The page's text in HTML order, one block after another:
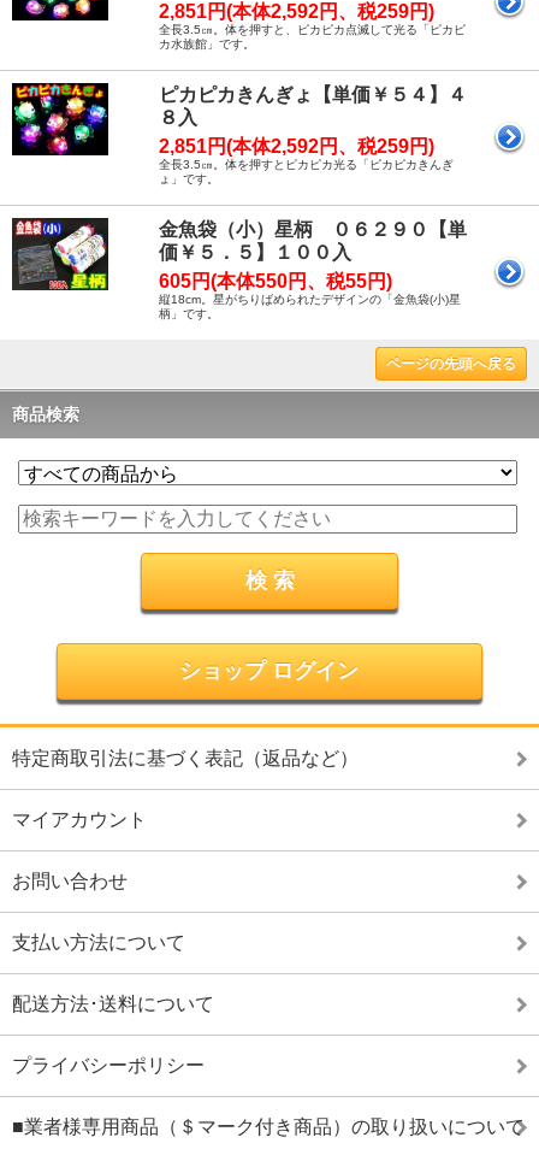
2,851円(本体2,592円、税259円)
全長3.5㎝。体を押すと、ピカピカ点滅して光る「ピカピ
カ水族館」です。
ピカピカきんぎょ【単価￥５４】４
８入
2,851円(本体2,592円、税259円)
全長3.5㎝。体を押すとピカピカ光る「ピカピカきんぎ
ょ」です。
金魚袋（小）星柄 ０６２９０【単
価￥５．５】１００入
605円(本体550円、税55円)
縦18cm。星がちりばめられたデザインの「金魚袋(小)星
柄」です。
ページの先頭へ戻る
商品検索
ショップ ログイン
特定商取引法に基づく表記（返品など）
マイアカウント
お問い合わせ
支払い方法について
配送方法･送料について
プライバシーポリシー
■業者様専用商品（＄マーク付き商品）の取り扱いについて